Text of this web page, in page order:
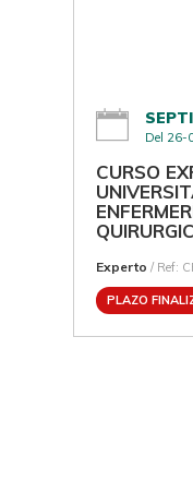
Del 26-
CURSO
Experto / Ref:
PLAZO